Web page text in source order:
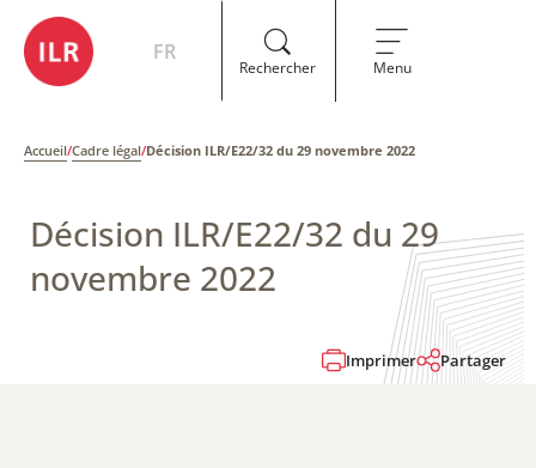
FR
Rechercher Menu
Accueil/Cadre légal/Décision ILR/E22/32 du 29 novembre 2022
Décision ILR/E22/32 du 29
novembre 2022
Imprimer Partager